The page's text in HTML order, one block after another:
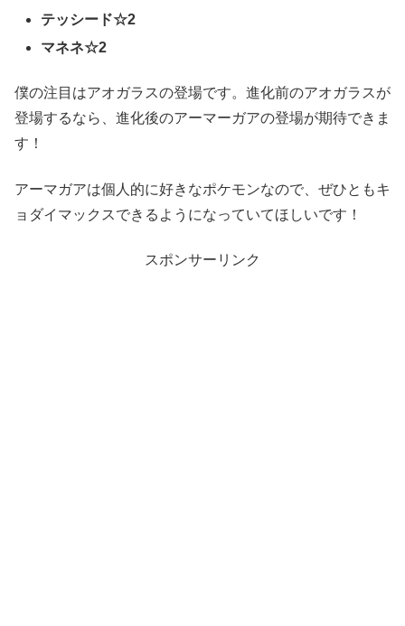
テッシード☆2
マネネ☆2
僕の注目はアオガラスの登場です。進化前のアオガラスが
登場するなら、進化後のアーマーガアの登場が期待できま
す！
アーマガアは個人的に好きなポケモンなので、ぜひともキ
ョダイマックスできるようになっていてほしいです！
スポンサーリンク